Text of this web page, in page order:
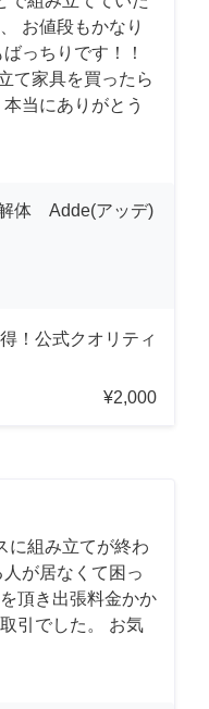
お値段もかなり
っちりです！！
て家具を買ったら
当にありがとう
体 Adde(アッデ)
！公式クオリティ
¥2,000
に組み立てが終わ
が居なくて困っ
頂き出張料金かか
引でした。 お気